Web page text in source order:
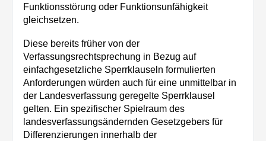
Funktionsstörung oder Funktionsunfähigkeit
gleichsetzen.
Diese bereits früher von der
Verfassungsrechtsprechung in Bezug auf
einfachgesetzliche Sperrklauseln formulierten
Anforderungen würden auch für eine unmittelbar in
der Landesverfassung geregelte Sperrklausel
gelten. Ein spezifischer Spielraum des
landesverfassungsändernden Gesetzgebers für
Differenzierungen innerhalb der